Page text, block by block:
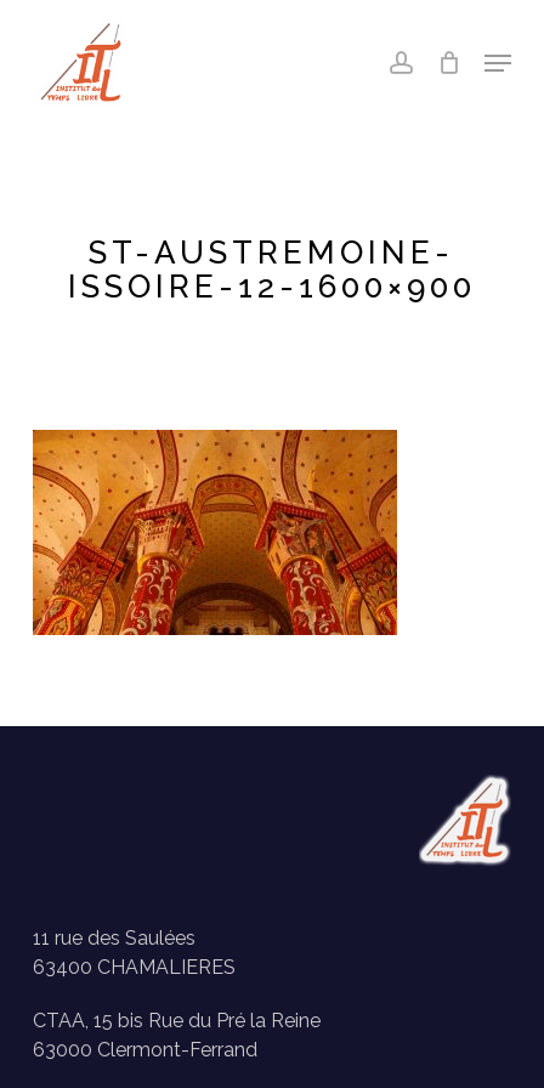
content
accountMenu
ST-AUSTREMOINE-
ISSOIRE-12-1600×900
11 rue des Saulées
63400 CHAMALIERES
CTAA, 15 bis Rue du Pré la Reine
63000 Clermont-Ferrand
Close